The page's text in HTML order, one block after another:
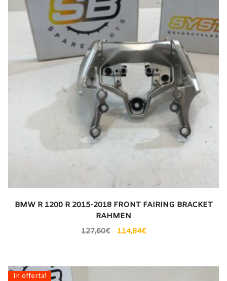
BMW R 1200 R 2015-2018 FRONT FAIRING BRACKET
RAHMEN
127,60€ 114,84€
In offerta!